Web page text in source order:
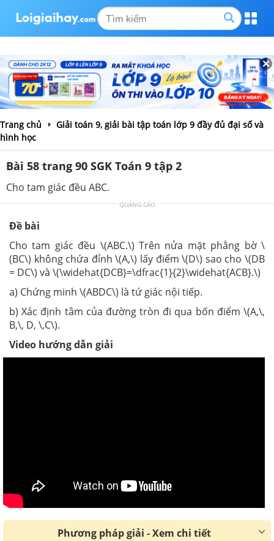
Trang chủ
Giải toán 9, giải bài tập toán lớp 9 đầy đủ đại số và
hình học
Bài 58 trang 90 SGK Toán 9 tập 2
Cho tam giác đều ABC.
QUẢNG CÁO
Đề bài
Cho tam giác đều \(ABC.\) Trên nửa mặt phẳng bờ \
(BC\) không chứa đỉnh \(A,\) lấy điểm \(D\) sao cho \(DB
= DC\) và \(\widehat{DCB}=\dfrac{1}{2}\widehat{ACB}.\)
a) Chứng minh \(ABDC\) là tứ giác nội tiếp.
b) Xác định tâm của đường tròn đi qua bốn điểm \(A,\,
B,\, D, \,C\).
Video hướng dẫn giải
Phương pháp giải - Xem chi tiết